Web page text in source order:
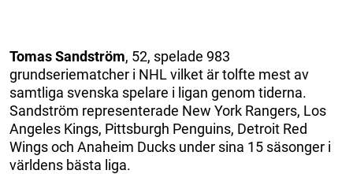
Tomas Sandström, 52, spelade 983
grundseriematcher i NHL vilket är tolfte mest av
samtliga svenska spelare i ligan genom tiderna.
Sandström representerade New York Rangers, Los
Angeles Kings, Pittsburgh Penguins, Detroit Red
Wings och Anaheim Ducks under sina 15 säsonger i
världens bästa liga.